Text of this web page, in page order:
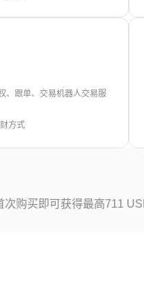
、跟单、交易机器人交易服
方式
购买即可获得最高711